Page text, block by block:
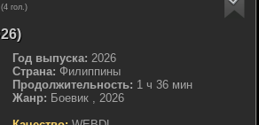
4 гол.)
Год выпуска: 2026
Страна: Филиппины
Продолжительность: 1 ч 36 мин
Жанр: Боевик , 2026